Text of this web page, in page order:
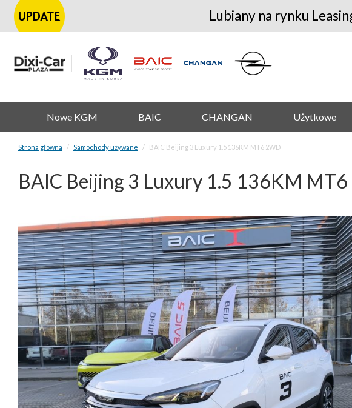
Lubiany na rynku
Nowe KGM BAIC CHANGAN Użytkowe
Strona główna Samochody używane BAIC Beijing 3 Luxury 1.5 136KM MT6 2WD
BAIC Beijing 3 Luxury 1.5 136KM